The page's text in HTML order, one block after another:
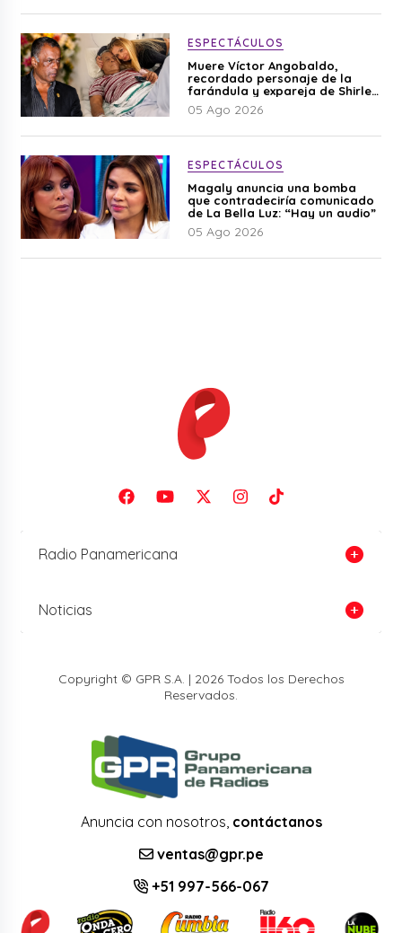
ESPECTÁCULOS
Muere Víctor Angobaldo,
recordado personaje de la
farándula y expareja de Shirley
Cherres
05 Ago 2026
ESPECTÁCULOS
Magaly anuncia una bomba
que contradeciría comunicado
de La Bella Luz: “Hay un audio”
05 Ago 2026
Radio Panamericana
Noticias
Copyright © GPR S.A. | 2026 Todos los Derechos
Reservados.
Anuncia con nosotros, contáctanos
ventas@gpr.pe
+51 997-566-067